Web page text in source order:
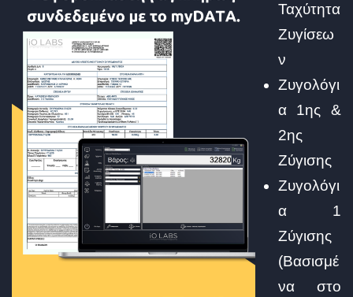
Ταχύτητα
Ζυγίσεω
ν
Ζυγολόγι
α 1ης &
2ης
Ζύγισης
Ζυγολόγι
α 1
Ζύγισης
(Βασισμέ
να στο